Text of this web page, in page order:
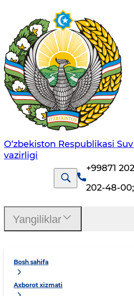
O‘zbekiston Respublikasi Suv
vazirligi
+99871
202-48-00;
Bosh sahifa
Axborot xizmati
Yangiliklar